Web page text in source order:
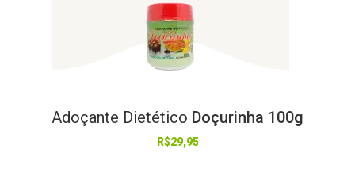
Adoçante Dietético Doçurinha 100g
R$29,95